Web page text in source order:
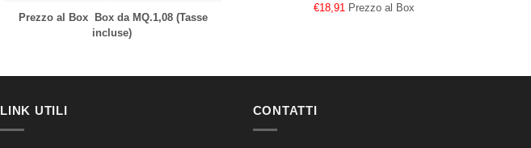
Prezzo al Box Box da MQ.1,08 (Tasse
incluse)
€18,91 Prezzo al Box
LINK UTILI CONTATTI